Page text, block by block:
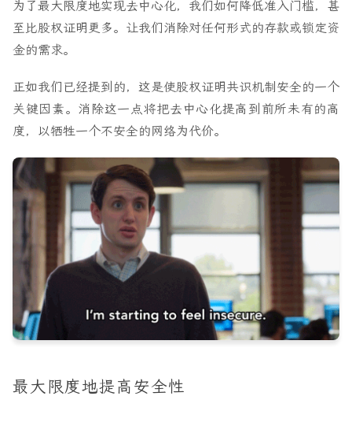
为了最大限度地实现去中心化，我们如何降低准入门槛，甚
至比股权证明更多。让我们消除对任何形式的存款或锁定资
金的需求。
正如我们已经提到的，这是使股权证明共识机制安全的一个
关键因素。消除这一点将把去中心化提高到前所未有的高
度，以牺牲一个不安全的网络为代价。
最大限度地提高安全性